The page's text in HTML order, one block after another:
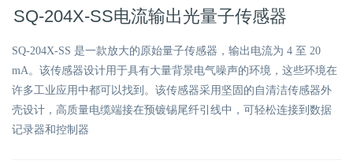
SQ-204X-SS电流输出光量子传感器
SQ-204X-SS 是一款放大的原始量子传感器，输出电流为 4 至 20
mA。该传感器设计用于具有大量背景电气噪声的环境，这些环境在
许多工业应用中都可以找到。该传感器采用坚固的自清洁传感器外
壳设计，高质量电缆端接在预镀锡尾纤引线中，可轻松连接到数据
记录器和控制器